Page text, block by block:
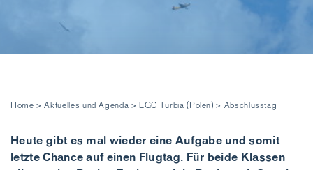
Home >Aktuelles und Agenda >EGC Turbia (Polen) > Abschlusstag
Heute gibt es mal wieder eine Aufgabe und somit
letzte Chance auf einen Flugtag. Für beide Klassen